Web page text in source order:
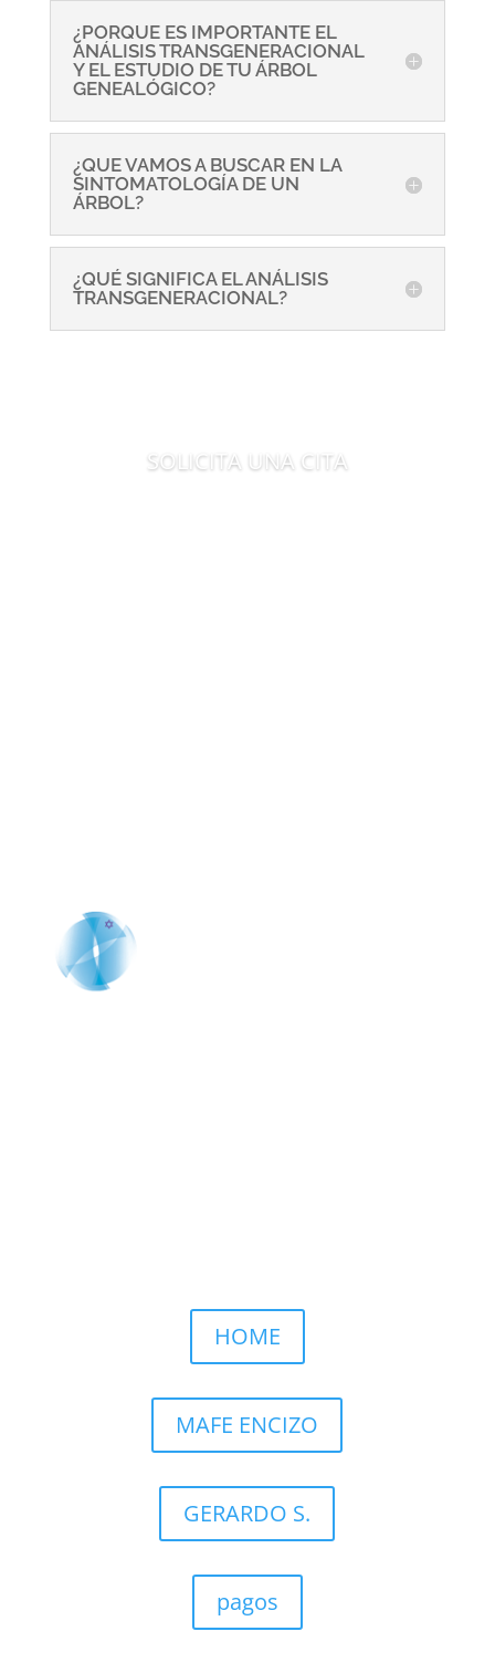
¿PORQUE ES IMPORTANTE EL
ANÁLISIS TRANSGENERACIONAL
Y EL ESTUDIO DE TU ÁRBOL
GENEALÓGICO?
¿QUE VAMOS A BUSCAR EN LA
SINTOMATOLOGÍA DE UN
ÁRBOL?
¿QUÉ SIGNIFICA EL ANÁLISIS
TRANSGENERACIONAL?
SOLICITA UNA CITA
HOME
MAFE ENCIZO
GERARDO S.
pagos